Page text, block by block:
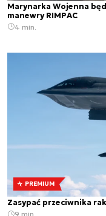
Marynarka Wojenna
manewry RIMPAC
4 min.
PREMIUM
Zasypać przeciwnika
9 min.